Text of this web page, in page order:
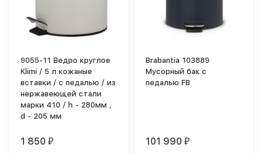
9055-11 Ведро круглое
Klimi / 5 л кожаные
вставки / с педалью / из
нержавеющей стали
марки 410 / h - 280мм ,
d - 205 мм
1 850₽
Brabantia 103889
Мусорный бак с
педалью FB
101 990₽